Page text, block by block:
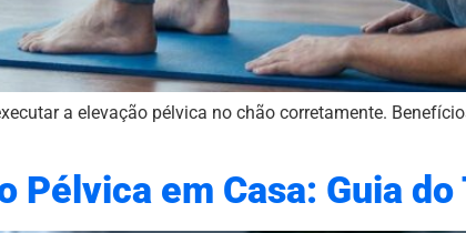
a elevação pélvica no chão corretamente.
Pélvica em Casa: Guia